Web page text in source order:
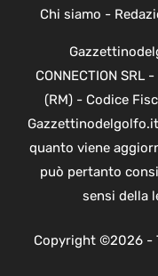
Chi siamo -
CONNECTION
(RM) - Codice
quanto viene
può pertanto
sensi della
Copyright ©2026